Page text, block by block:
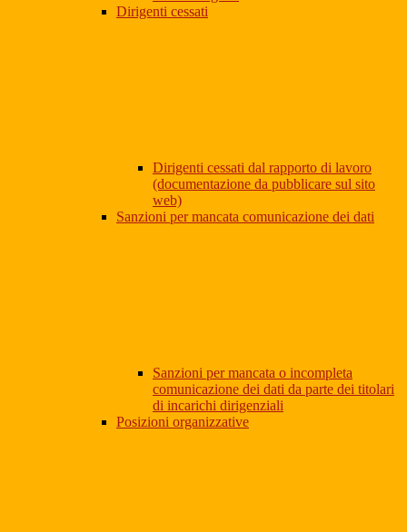
Dirigenti cessati
Dirigenti cessati dal rapporto di lavoro
(documentazione da pubblicare sul sito
web)
Sanzioni per mancata comunicazione dei dati
Sanzioni per mancata o incompleta
comunicazione dei dati da parte dei titolari
di incarichi dirigenziali
Posizioni organizzative